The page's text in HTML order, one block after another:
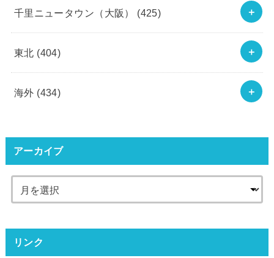
千里ニュータウン（大阪） (425)
東北 (404)
海外 (434)
アーカイブ
リンク